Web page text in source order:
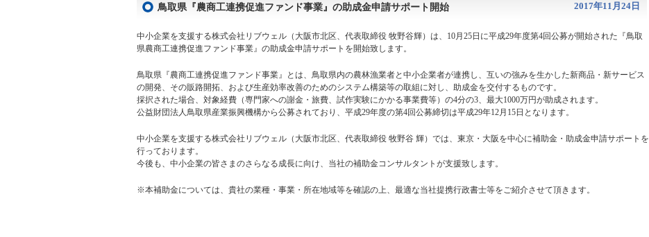
鳥取県『農商工連携促進ファンド事業』の助成金申請サポート開始 2017年11月24日
中小企業を支援する株式会社リブウェル（大阪市北区、代表取締役 牧野谷輝）は、10月25日に平成29年度第4回公募が開始された『鳥取
県農商工連携促進ファンド事業』の助成金申請サポートを開始致します。
鳥取県『農商工連携促進ファンド事業』とは、鳥取県内の農林漁業者と中小企業者が連携し、互いの強みを生かした新商品・新サービス
の開発、その販路開拓、および生産効率改善のためのシステム構築等の取組に対し、助成金を交付するものです。
採択された場合、対象経費（専門家への謝金・旅費、試作実験にかかる事業費等）の4分の3、最大1000万円が助成されます。
公益財団法人鳥取県産業振興機構から公募されており、平成29年度の第4回公募締切は平成29年12月15日となります。
中小企業を支援する株式会社リブウェル（大阪市北区、代表取締役 牧野谷 輝）では、東京・大阪を中心に補助金・助成金申請サポートを
行っております。
今後も、中小企業の皆さまのさらなる成長に向け、当社の補助金コンサルタントが支援致します。
※本補助金については、貴社の業種・事業・所在地域等を確認の上、最適な当社提携行政書士等をご紹介させて頂きます。